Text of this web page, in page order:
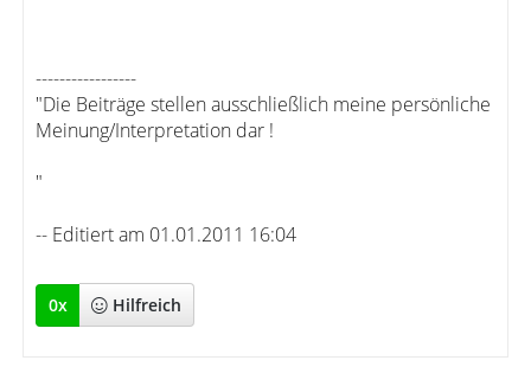
-----------------
"Die Beiträge stellen ausschließlich meine persönliche
Meinung/Interpretation dar !
"
-- Editiert am 01.01.2011 16:04
0x Hilfreich